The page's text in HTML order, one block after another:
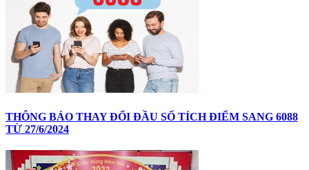
THÔNG BÁO THAY ĐỔI ĐẦU SỐ TÍCH ĐIỂM SANG 6088
TỪ 27/6/2024